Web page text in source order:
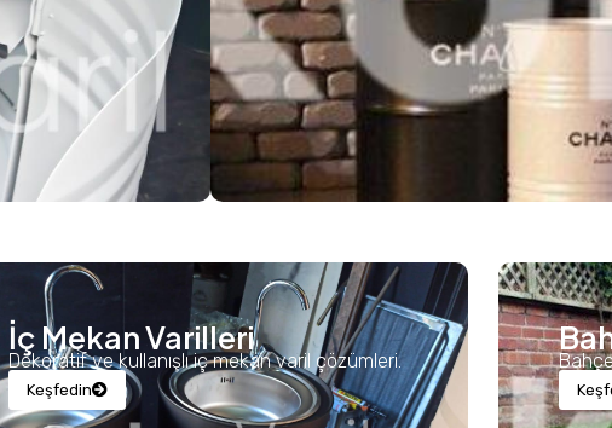
İç Mekan Varilleri
Dekoratif ve kullanışlı iç mekan varil çözümleri.
Keşfedin